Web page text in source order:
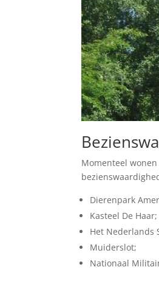
Momenteel
Dierenpark
Kasteel De Haar;
Het Nederlands
Muiderslot;
Nationaal